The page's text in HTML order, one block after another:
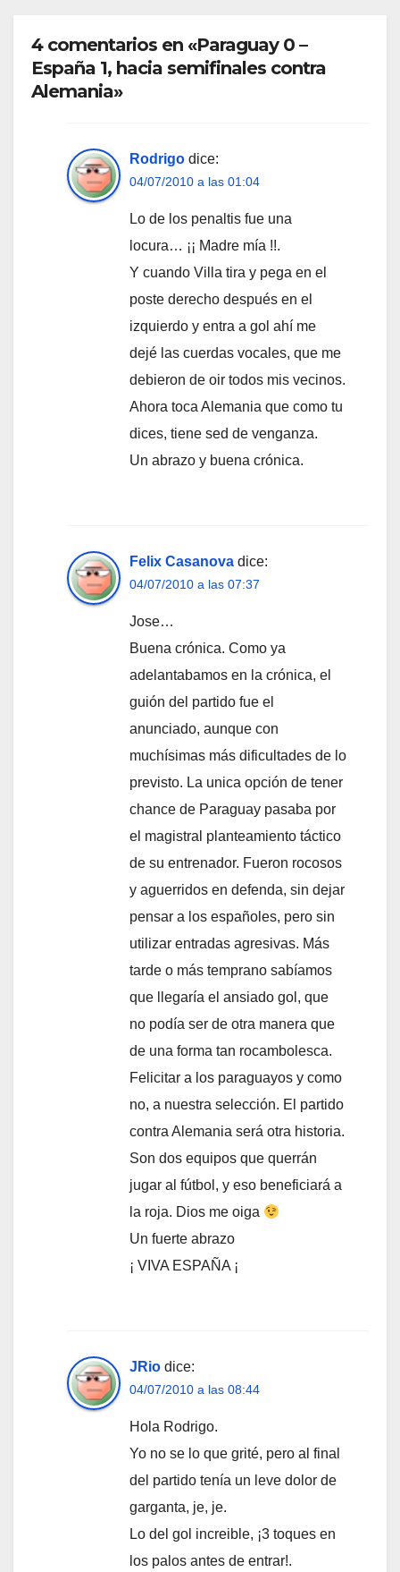
4 comentarios en «Paraguay 0 –
España 1, hacia semifinales contra
Alemania»
Rodrigo dice:
04/07/2010 a las 01:04
Lo de los penaltis fue una
locura… ¡¡ Madre mía !!.
Y cuando Villa tira y pega en el
poste derecho después en el
izquierdo y entra a gol ahí me
dejé las cuerdas vocales, que me
debieron de oir todos mis vecinos.
Ahora toca Alemania que como tu
dices, tiene sed de venganza.
Un abrazo y buena crónica.
Felix Casanova dice:
04/07/2010 a las 07:37
Jose…
Buena crónica. Como ya
adelantabamos en la crónica, el
guión del partido fue el
anunciado, aunque con
muchísimas más dificultades de lo
previsto. La unica opción de tener
chance de Paraguay pasaba por
el magistral planteamiento táctico
de su entrenador. Fueron rocosos
y aguerridos en defenda, sin dejar
pensar a los españoles, pero sin
utilizar entradas agresivas. Más
tarde o más temprano sabíamos
que llegaría el ansiado gol, que
no podía ser de otra manera que
de una forma tan rocambolesca.
Felicitar a los paraguayos y como
no, a nuestra selección. El partido
contra Alemania será otra historia.
Son dos equipos que querrán
jugar al fútbol, y eso beneficiará a
la roja. Dios me oiga
Un fuerte abrazo
¡ VIVA ESPAÑA ¡
JRio dice:
04/07/2010 a las 08:44
Hola Rodrigo.
Yo no se lo que grité, pero al final
del partido tenía un leve dolor de
garganta, je, je.
Lo del gol increible, ¡3 toques en
los palos antes de entrar!.